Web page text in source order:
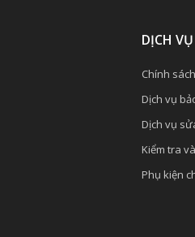
DỊCH VỤ
Chính
Dịch vụ
Dịch vụ
Kiểm tra
Phụ kiện